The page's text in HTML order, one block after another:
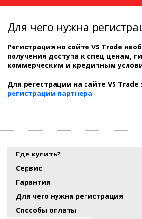
Для чего нужна
Регистрация на сайте VS Trade
получения доступа к спец ценам,
коммерческим и кредитным
Для регестрации на сайте VS Trade
регистрации партнера
Где купить?
Сервис
Гарантия
Для чего нужна регистрация
Способы оплаты